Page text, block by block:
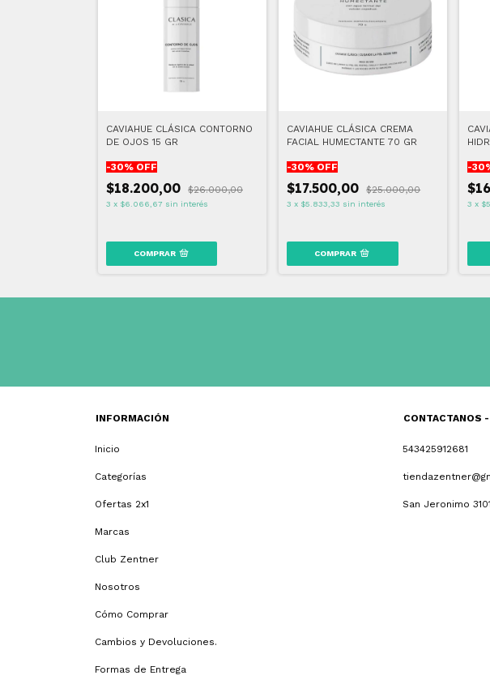
CAVIAHUE CLÁSICA CONTORNO
DE OJOS 15 GR
-30% OFF
$18.200,00 $26.000,00
3 x $6.066,67 sin interés
CAVIAHUE CLÁSICA CREMA
FACIAL HUMECTANTE 70 GR
-30% OFF
$17.500,00 $25.000,00
3 x $5.833,33 sin interés
-30
3 x
INFORMACIÓN
Inicio
Categorías
Ofertas 2x1
Marcas
Club Zentner
Nosotros
Cómo Comprar
Cambios y Devoluciones.
Formas de Entrega
CONTACTANOS
543425912681
San Jeronimo 3101